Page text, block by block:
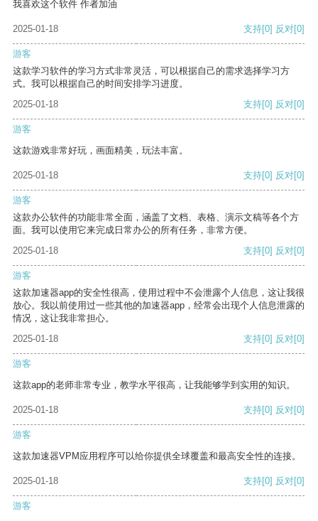
我喜欢这个软件 作者加油
2025-01-18 支持[0] 反对[0]
游客
这款学习软件的学习方式非常灵活，可以根据自己的需求选择学习方
式。我可以根据自己的时间安排学习进度。
2025-01-18
支持[0] 反对[0]
游客
这款游戏非常好玩，画面精美，玩法丰富。
2025-01-18 支持[0] 反对[0]
游客
这款办公软件的功能非常全面，涵盖了文档、表格、演示文稿等各个方
面。我可以使用它来完成日常办公的所有任务，非常方便。
2025-01-18
支持[0] 反对[0]
游客
这款加速器app的安全性很高，使用过程中不会泄露个人信息，这让我很
放心。我以前使用过一些其他的加速器app，经常会出现个人信息泄露的
情况，这让我非常担心。
2025-01-18
支持[0] 反对[0]
游客
这款app的老师非常专业，教学水平很高，让我能够学到实用的知识。
2025-01-18 支持[0] 反对[0]
游客
这款加速器VPM应用程序可以给你提供全球覆盖和最高安全性的连接。
2025-01-18 支持[0] 反对[0]
游客